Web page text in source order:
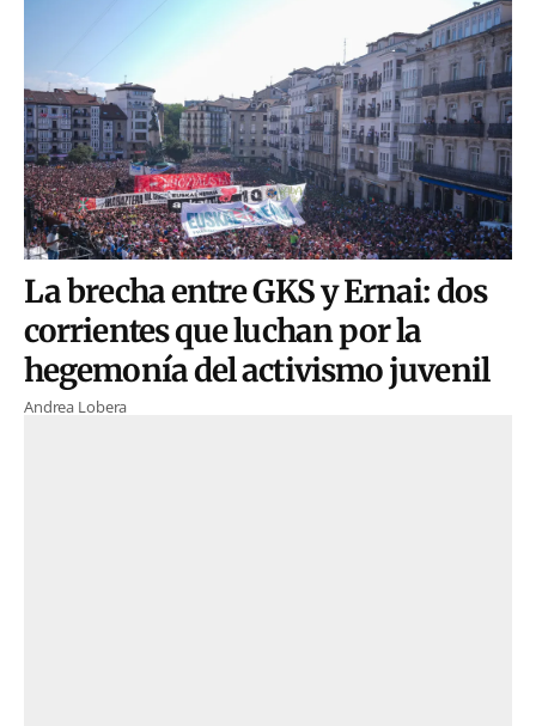
La brecha entre GKS y Ernai: dos
corrientes que luchan por la
hegemonía del activismo juvenil
Andrea Lobera